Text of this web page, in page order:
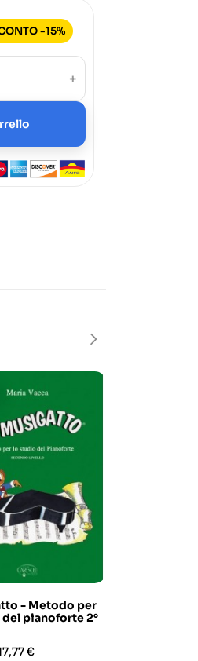
-15%
+
- Metodo per
pianoforte 2°
€